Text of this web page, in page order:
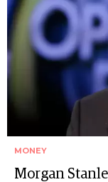
MONEY
Morgan